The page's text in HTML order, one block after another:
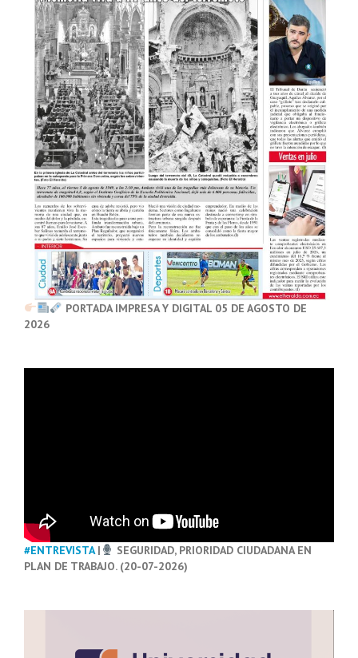
PORTADA IMPRESA Y DIGITAL 05 DE AGOSTO DE
2026
#ENTREVISTA|
SEGURIDAD, PRIORIDAD CIUDADANA EN
PLAN DE TRABAJO. (20-07-2026)